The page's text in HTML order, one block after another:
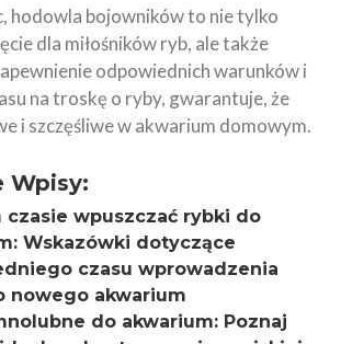
hodowla bojowników to nie tylko
dla miłośników ryb, ale także
odpowiednich warunków i
na troskę o ryby, gwarantuje, że
i szczęśliwe w akwarium domowym.
Wpisy:
czasie wpuszczać rybki do
Wskazówki dotyczące
czasu wprowadzenia
nowego akwarium
do akwarium: Poznaj